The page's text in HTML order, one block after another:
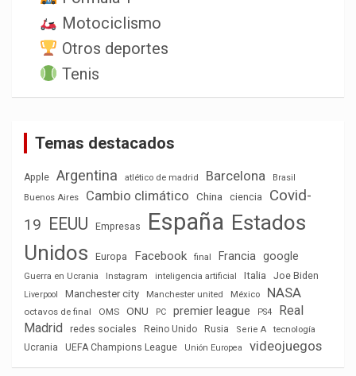
Motociclismo
Otros deportes
Tenis
Temas destacados
Apple Argentina atlético de madrid Barcelona
Brasil
Buenos Aires
Cambio climático China ciencia
Covid-
19 EEUU Empresas España Estados
Unidos
Europa Facebook final Francia google
Guerra en Ucrania Instagram inteligencia artificial Italia Joe Biden
Liverpool Manchester city Manchester united México NASA
octavos de final OMS ONU PC premier league PS4
Real
Madrid
redes sociales Reino Unido Rusia Serie A
tecnología
Ucrania
UEFA Champions League Unión Europea videojuegos